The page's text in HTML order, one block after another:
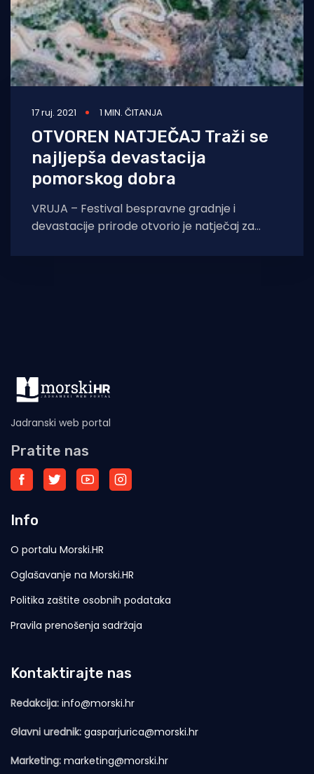
17 ruj. 2021 1 MIN. ČITANJA
OTVOREN NATJEČAJ Traži se
najljepša devastacija
pomorskog dobra
VRUJA – Festival bespravne gradnje i
devastacije prirode otvorio je natječaj za
u Hrvatskoj, koja će
Jadranski web portal
Pratite nas
Info
O portalu Morski.HR
Oglašavanje na Morski.HR
Politika zaštite osobnih podataka
Pravila prenošenja sadržaja
Kontaktirajte nas
Redakcija: info@morski.hr
Glavni urednik: gasparjurica@morski.hr
Marketing: marketing@morski.hr